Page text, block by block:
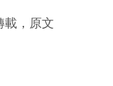
載，原文